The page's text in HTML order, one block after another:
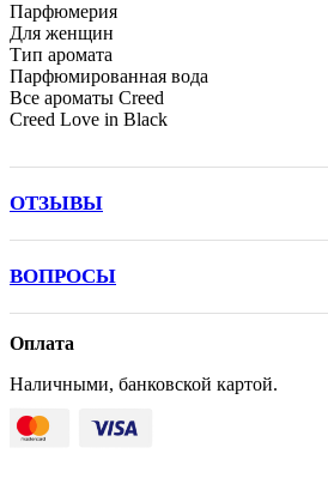
Парфюмерия
Для женщин
Тип аромата
Парфюмированная вода
Все ароматы Creed
Creed Love in Black
ОТЗЫВЫ
ВОПРОСЫ
Оплата
Наличными, банковской картой.